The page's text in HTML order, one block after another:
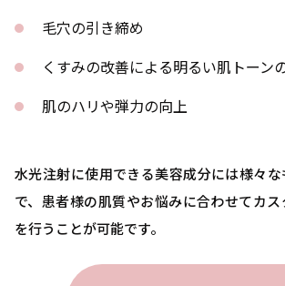
毛穴の引き締め
くすみの改善による明るい肌トーン
肌のハリや弾力の向上
水光注射に使用できる美容成分には様々
で、患者様の肌質やお悩みに合わせてカ
を行うことが可能です。